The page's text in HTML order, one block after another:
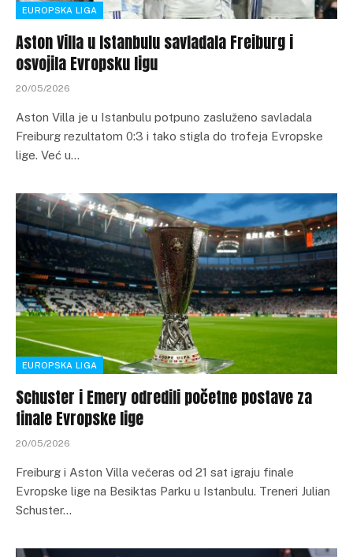
EUROPSKA LIGA
Aston Villa u Istanbulu savladala Freiburg i
osvojila Evropsku ligu
20/05/2026
Aston Villa je u Istanbulu potpuno zasluženo savladala
Freiburg rezultatom 0:3 i tako stigla do trofeja Evropske
lige. Već u…
EUROPSKA LIGA
Schuster i Emery odredili početne postave za
finale Evropske lige
20/05/2026
Freiburg i Aston Villa večeras od 21 sat igraju finale
Evropske lige na Besiktas Parku u Istanbulu. Treneri Julian
Schuster…